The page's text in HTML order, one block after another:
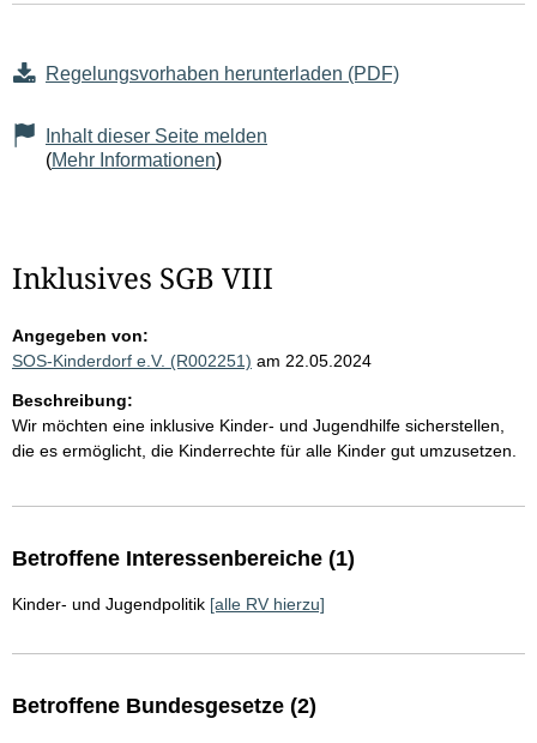
Regelungsvorhaben herunterladen (PDF)
Inhalt dieser Seite melden
(Mehr Informationen)
Inklusives SGB VIII
Angegeben von:
SOS-Kinderdorf e.V. (R002251) am 22.05.2024
Beschreibung:
Wir möchten eine inklusive Kinder- und Jugendhilfe sicherstellen,
die es ermöglicht, die Kinderrechte für alle Kinder gut umzusetzen.
Betroffene Interessenbereiche (1)
Kinder- und Jugendpolitik [alle RV hierzu]
Betroffene Bundesgesetze (2)